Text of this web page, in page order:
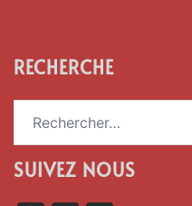
RECHERCHE
SUIVEZ NOUS